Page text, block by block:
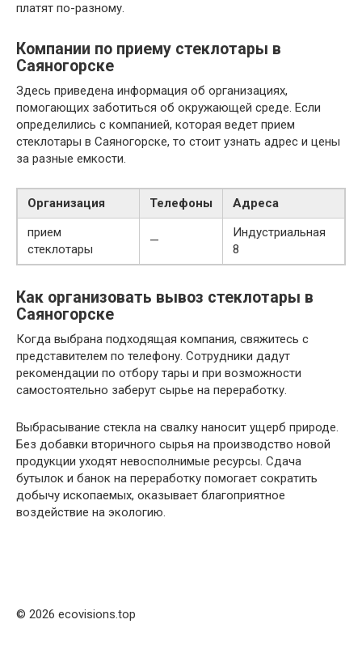
платят по-разному.
Компании по приему стеклотары в
Саяногорске
Здесь приведена информация об организациях,
помогающих заботиться об окружающей среде. Если
определились с компанией, которая ведет прием
стеклотары в Саяногорске, то стоит узнать адрес и цены
за разные емкости.
Организация Телефоны
Адреса
прием
стеклотары
—
Индустриальная
8
Как организовать вывоз стеклотары в
Саяногорске
Когда выбрана подходящая компания, свяжитесь с
представителем по телефону. Сотрудники дадут
рекомендации по отбору тары и при возможности
самостоятельно заберут сырье на переработку.
Выбрасывание стекла на свалку наносит ущерб природе.
Без добавки вторичного сырья на производство новой
продукции уходят невосполнимые ресурсы. Сдача
бутылок и банок на переработку помогает сократить
добычу ископаемых, оказывает благоприятное
воздействие на экологию.
© 2026 ecovisions.top